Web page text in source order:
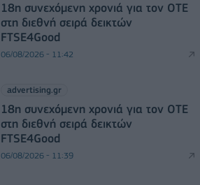
18η συνεχόμενη χρονιά για τον ΟΤΕ
στη διεθνή σειρά δεικτών
FTSE4Good
06/08/2026 - 11:42
advertising.gr
18η συνεχόμενη χρονιά για τον ΟΤΕ
στη διεθνή σειρά δεικτών
FTSE4Good
06/08/2026 - 11:39